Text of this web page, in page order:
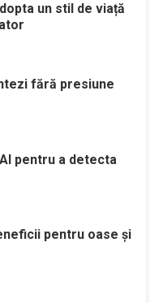
un stil de viață
fără presiune
pentru a detecta
pentru oase și